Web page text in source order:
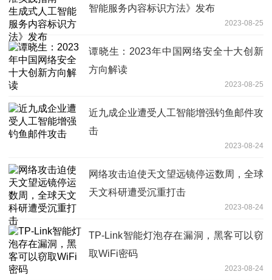
智能服务内容标识方法》发布
2023-08-25
谭晓生：2023年中国网络安全十大创新
方向解读
2023-08-25
近九成企业遭受人工智能增强钓鱼邮件攻
击
2023-08-24
网络攻击迫使天文望远镜停运数周，全球
天文科研遭受沉重打击
2023-08-24
TP-Link智能灯泡存在漏洞，黑客可以窃
取WiFi密码
2023-08-24